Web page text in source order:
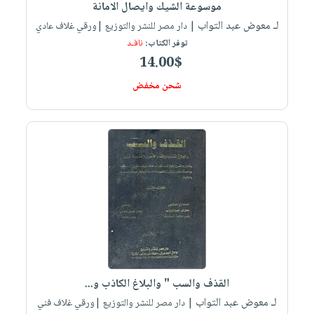
موسوعة الشيك وايصال الامانة
لـ معوض عبد التواب | دار مصر للنشر والتوزيع |ورقي غلاف عادي
توفر الكتاب: نافـد
14.00$
شحن مخفض
القذف والسب " والبلاغ الكاذب و...
لـ معوض عبد التواب | دار مصر للنشر والتوزيع |ورقي غلاف فني